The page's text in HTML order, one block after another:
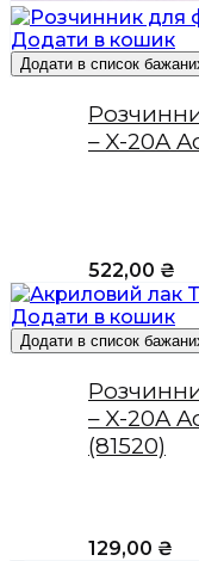
Додати в кошик
Додати в список
– X-20A
522,00 ₴
Додати в кошик
Додати в список
– X-20A
(81520)
129,00 ₴